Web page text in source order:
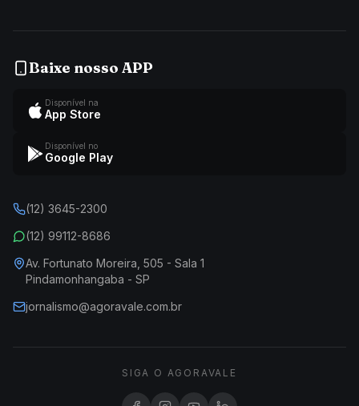
Baixe nosso APP
Disponível na
App Store
Disponível no
Google Play
(12) 3645-2300
(12) 99112-8686
Av. Fortunato Moreira, 505 - Sala 1
Pindamonhangaba - SP
jornalismo@agoravale.com.br
SIGA O AGORAVALE